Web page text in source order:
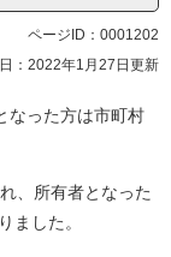
ページID：0001202
：2022年1月27日更新
なった方は市町村
、所有者となった
ました。